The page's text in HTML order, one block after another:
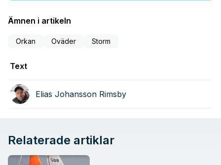
Ämnen i artikeln
Orkan Oväder Storm
Text
Elias Johansson Rimsby
Relaterade artiklar